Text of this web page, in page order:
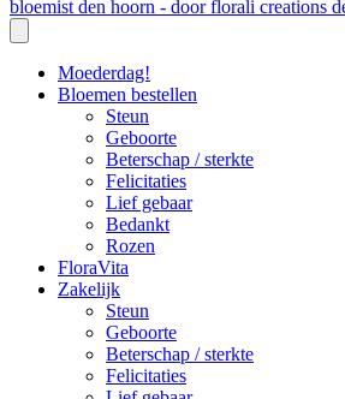
Moederdag!
Bloemen bestellen
Steun
Geboorte
Beterschap / sterkte
Felicitaties
Lief gebaar
Bedankt
Rozen
FloraVita
Zakelijk
Steun
Geboorte
Beterschap / sterkte
Felicitaties